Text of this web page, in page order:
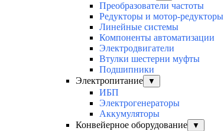
Преобразователи частоты
Редукторы и мотор-редукторы
Линейные системы
Компоненты автоматизации
Электродвигатели
Втулки шестерни муфты
Подшипники
Электропитание
▼
ИБП
Электрогенераторы
Аккумуляторы
Конвейерное оборудование
▼